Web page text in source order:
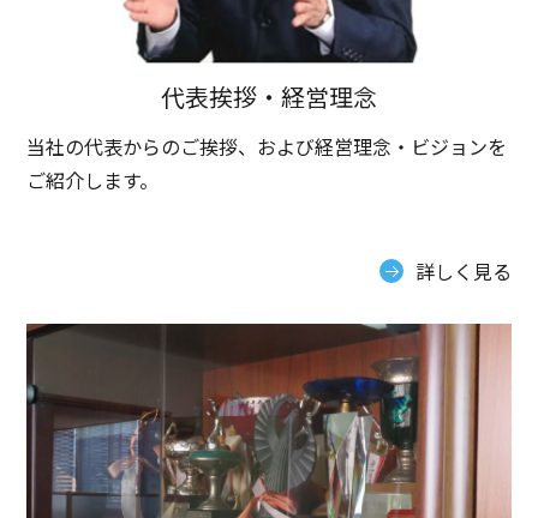
代表挨拶・経営理念
当社の代表からのご挨拶、および経営理念・ビジョンを
ご紹介します。
詳しく見る